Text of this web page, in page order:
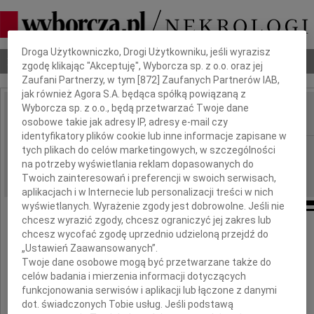
Nekrologi Odeszli Poradnik pogrzebowy
IMIĘ I NAZWISKO:
REGION: Bydgoszcz
DATA EMISJI: 20.02.2010
Wiktorowi Kabatcowi
wyrazy głębokiego współczucia
Dbamy o Twoją prywatność
Droga Użytkowniczko, Drogi Użytkowniku, jeśli wyrazisz
zgodę klikając "Akceptuję", Wyborcza sp. z o.o. oraz jej
Zaufani Partnerzy, w tym [872 ] Zaufanych Partnerów IAB,
jak również Agora S.A. będąca spółką powiązaną z
Wyborcza sp. z o.o., będą przetwarzać Twoje dane
osobowe takie jak adresy IP, adresy e-mail czy
identyfikatory plików cookie lub inne informacje zapisane w
tych plikach do celów marketingowych, w szczególności
na potrzeby wyświetlania reklam dopasowanych do
Twoich zainteresowań i preferencji w swoich serwisach,
aplikacjach i w Internecie lub personalizacji treści w nich
wyświetlanych. Wyrażenie zgody jest dobrowolne. Jeśli nie
chcesz wyrazić zgody, chcesz ograniczyć jej zakres lub
chcesz wycofać zgodę uprzednio udzieloną przejdź do
„Ustawień Zaawansowanych”.
Twoje dane osobowe mogą być przetwarzane także do
celów badania i mierzenia informacji dotyczących
funkcjonowania serwisów i aplikacji lub łączone z danymi
dot. świadczonych Tobie usług. Jeśli podstawą